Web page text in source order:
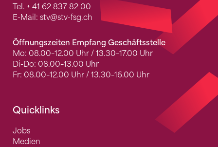
Tel. + 41 62 837 82 00
E-Mail: stv@stv-fsg.ch
Öffnungszeiten Empfang Geschäftsstelle
Mo: 08.00–12.00 Uhr / 13.30–17.00 Uhr
Di-Do: 08.00–13.00 Uhr
Fr: 08.00–12.00 Uhr / 13.30–16.00 Uhr
Quicklinks
Jobs
Medien